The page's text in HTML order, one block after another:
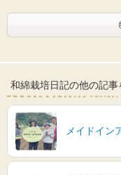
和綿栽培日記の他の記事
メイドイン